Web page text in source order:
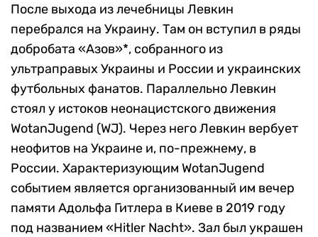
После выхода из лечебницы Левкин
перебрался на Украину. Там он вступил в ряды
добробата «Азов»*, собранного из
ультраправых Украины и России и украинских
футбольных фанатов. Параллельно Левкин
стоял у истоков неонацистского движения
WotanJugend (WJ). Через него Левкин вербует
неофитов на Украине и, по-прежнему, в
России. Характеризующим WotanJugend
событием является организованный им вечер
памяти Адольфа Гитлера в Киеве в 2019 году
под названием «Hitler Nacht». Зал был украшен